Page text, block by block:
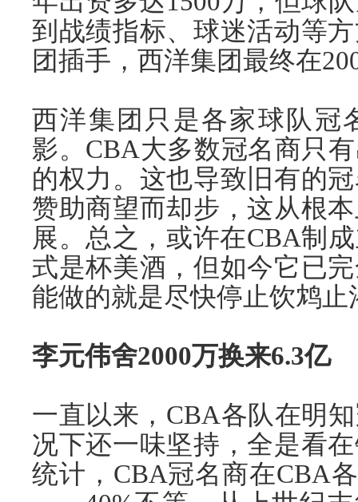
到战绩指标、球迷活动等
团插手，西洋集团最终在
西洋集团只是各家球队冠
影。CBA大多数冠名商只
的权力。这也导致旧有的
赞助商望而却步，这从根
展。总之，或许在CBA制
式是杯美酒，但如今它已
能做的就是尽快停止饮鸩止
李元伟舍2000万换来6.3亿
一直以来，CBA各队在明
况下还一味坚持，全是看
统计，CBA冠名商在CBA